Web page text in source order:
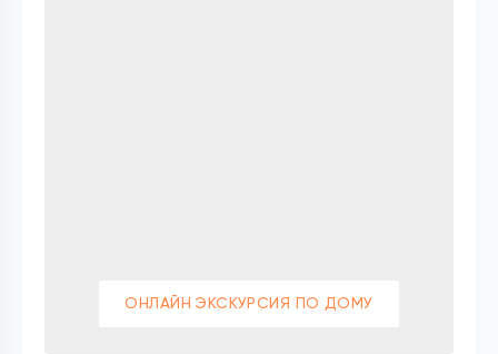
ОНЛАЙН ЭКСКУРСИЯ ПО ДОМУ